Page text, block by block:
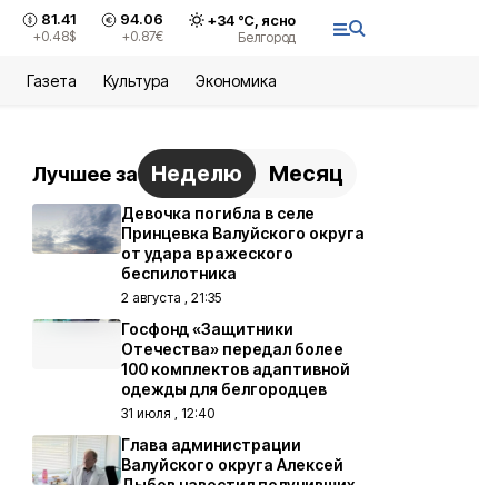
81.41
+0.48$
94.06
+0.87€
+34°С, ясно
Белгород
Газета Культура Экономика
Лучшее за Неделю Месяц
Девочка погибла в селе
Принцевка Валуйского округа
от удара вражеского
беспилотника
2 августа , 21:35
Госфонд «Защитники
Отечества» передал более
100 комплектов адаптивной
одежды для белгородцев
31 июля , 12:40
Глава администрации
Валуйского округа Алексей